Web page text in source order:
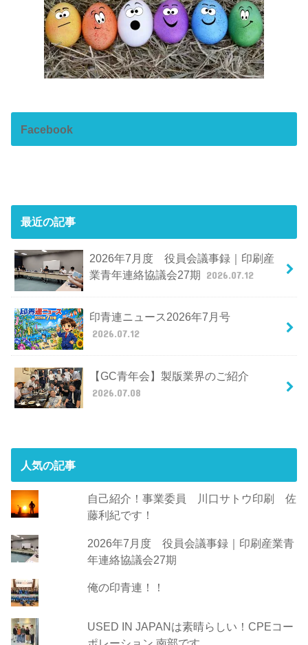
Facebook
最近の記事
2026年7月度 役員会議事録｜印刷産
業青年連絡協議会27期 2026.07.12
印青連ニュース2026年7月号
2026.07.12
【GC青年会】製版業界のご紹介
2026.07.08
人気の記事
自己紹介！事業委員 川口サトウ印刷 佐
藤利紀です！
2026年7月度 役員会議事録｜印刷産業青
年連絡協議会27期
俺の印青連！！
USED IN JAPANは素晴らしい！CPEコー